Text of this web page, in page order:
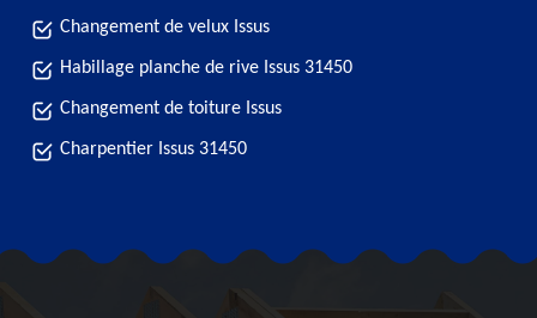
Changement de velux Issus
Habillage planche de rive Issus 31450
Changement de toiture Issus
Charpentier Issus 31450